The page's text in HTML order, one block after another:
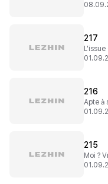
217
216
Apte à
215
Moi ?